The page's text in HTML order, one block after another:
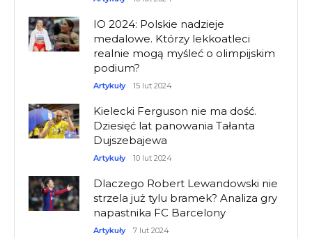
IO 2024: Polskie nadzieje
medalowe. Którzy lekkoatleci
realnie mogą myśleć o olimpijskim
podium?
Artykuły 15 lut 2024
Kielecki Ferguson nie ma dość.
Dziesięć lat panowania Tałanta
Dujszebajewa
Artykuły 10 lut 2024
Dlaczego Robert Lewandowski nie
strzela już tylu bramek? Analiza gry
napastnika FC Barcelony
Artykuły 7 lut 2024